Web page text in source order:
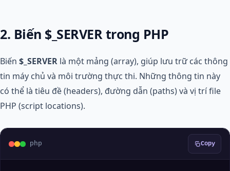
2. Biến $_SERVER trong PHP
Biến $_SERVER là một mảng (array), giúp lưu trữ các thông
tin máy chủ và môi trường thực thi. Những thông tin này
có thể là tiêu đề (headers), đường dẫn (paths) và vị trí file
PHP (script locations).
php Copy